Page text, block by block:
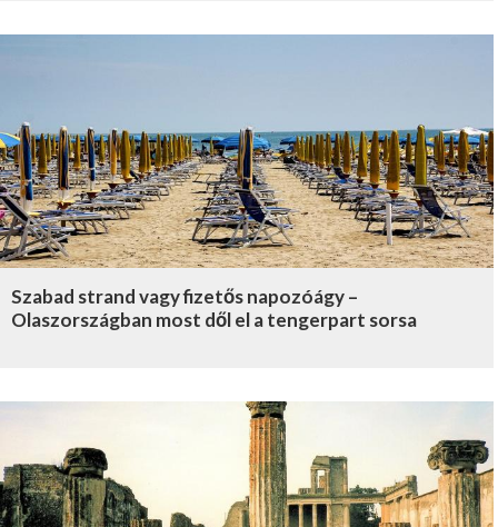
Szabad strand vagy fizetős napozóágy –
Olaszországban most dől el a tengerpart sorsa